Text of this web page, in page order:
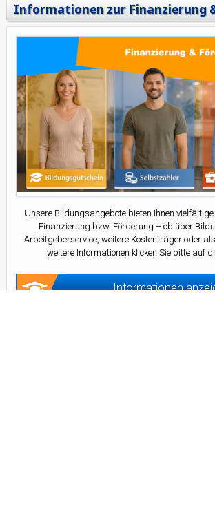
Informationen zur Finanzierung
Unsere Bildungsangebote bieten Ihnen
Finanzierung bzw. Förderung – ob über
Arbeitgeberservice, weitere Kostenträger oder
weitere Informationen klicken Sie bitte auf
Informationen